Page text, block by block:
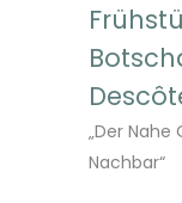
„Der
Nachbar“